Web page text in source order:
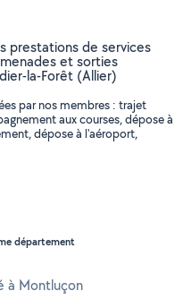
prestations de services
et sorties
la-Forêt (Allier)
par nos membres : trajet
aux courses, dépose à
dépose à l'aéroport,
département
à Montluçon